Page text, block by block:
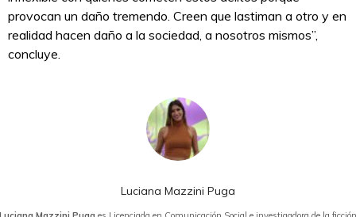
provocan un daño tremendo. Creen que lastiman a otro y en
realidad hacen daño a la sociedad, a nosotros mismos”,
concluye.
Luciana Mazzini Puga